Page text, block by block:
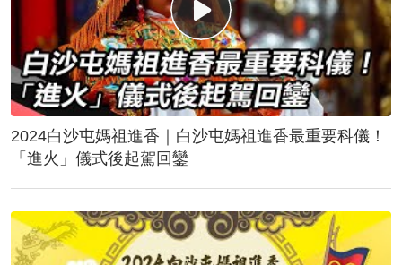
2024白沙屯媽祖進香｜白沙屯媽祖進香最重要科儀！
「進火」儀式後起駕回鑾